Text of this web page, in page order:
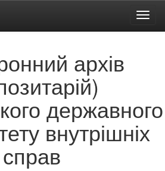
архів
державного
внутрішніх
справ